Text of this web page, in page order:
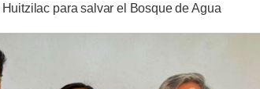
para salvar el Bosque de Agua